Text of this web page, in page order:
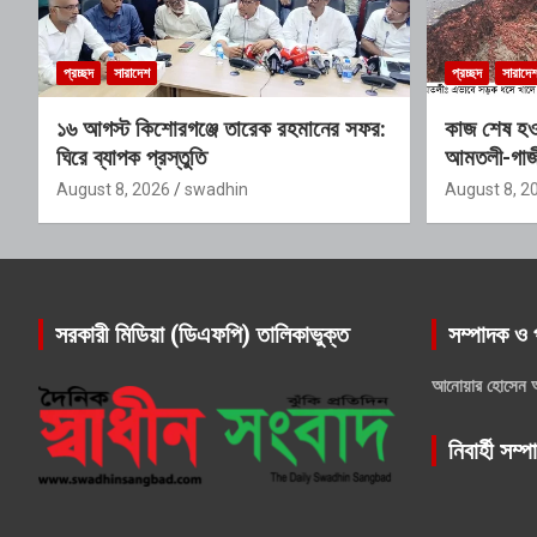
প্রচ্ছদ সারাদেশ
১৬ আগস্ট কিশোরগঞ্জে তারেক রহমানের সফর:
ঘিরে ব্যাপক প্রস্তুতি
August 8, 2026 swadhin
প্রচ্ছদ সারাদেশ
কাজ শেষ
আমতলী-
বন্ধ
August 8,
সরকারী মিডিয়া (ডিএফপি) তালিকাভুক্ত সম্পাদক ও
আনোয়ার হোসেন
নিবার্হী